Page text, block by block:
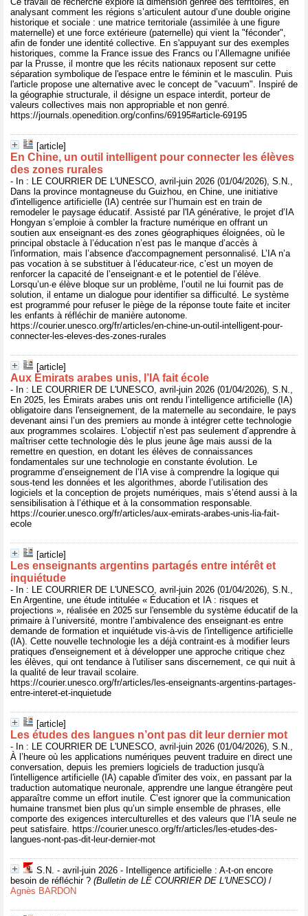
analysant comment les régions s’articulent autour d’une double origine
historique et sociale : une matrice territoriale (assimilée à une figure
maternelle) et une force extérieure (paternelle) qui vient la "féconder",
afin de fonder une identité collective. En s'appuyant sur des exemples
historiques, comme la France issue des Francs ou l’Allemagne unifiée
par la Prusse, il montre que les récits nationaux reposent sur cette
séparation symbolique de l'espace entre le féminin et le masculin. Puis
l'article propose une alternative avec le concept de "vacuum". Inspiré de
la géographie structurale, il désigne un espace interdit, porteur de
valeurs collectives mais non appropriable et non genré.
https://journals.openedition.org/confins/69195#article-69195
[article]
En Chine, un outil intelligent pour connecter les élèves
des zones rurales
- In : LE COURRIER DE L'UNESCO, avril-juin 2026 (01/04/2026), S.N.,
Dans la province montagneuse du Guizhou, en Chine, une initiative
d'intelligence artificielle (IA) centrée sur l’humain est en train de
remodeler le paysage éducatif. Assisté par l'IA générative, le projet d’IA
Hongyan s’emploie à combler la fracture numérique en offrant un
soutien aux enseignant·es des zones géographiques éloignées, où le
principal obstacle à l’éducation n’est pas le manque d’accès à
l'information, mais l’absence d'accompagnement personnalisé. L’IA n’a
pas vocation à se substituer à l’éducateur·rice, c’est un moyen de
renforcer la capacité de l’enseignant·e et le potentiel de l’élève.
Lorsqu’un·e élève bloque sur un problème, l’outil ne lui fournit pas de
solution, il entame un dialogue pour identifier sa difficulté. Le système
est programmé pour refuser le piège de la réponse toute faite et inciter
les enfants à réfléchir de manière autonome.
https://courier.unesco.org/fr/articles/en-chine-un-outil-intelligent-pour-
connecter-les-eleves-des-zones-rurales
[article]
Aux Émirats arabes unis, l’IA fait école
- In : LE COURRIER DE L'UNESCO, avril-juin 2026 (01/04/2026), S.N.,
En 2025, les Émirats arabes unis ont rendu l’intelligence artificielle (IA)
obligatoire dans l'enseignement, de la maternelle au secondaire, le pays
devenant ainsi l’un des premiers au monde à intégrer cette technologie
aux programmes scolaires. L’objectif n’est pas seulement d’apprendre à
maîtriser cette technologie dès le plus jeune âge mais aussi de la
remettre en question, en dotant les élèves de connaissances
fondamentales sur une technologie en constante évolution. Le
programme d’enseignement de l’IA vise à comprendre la logique qui
sous-tend les données et les algorithmes, aborde l’utilisation des
logiciels et la conception de projets numériques, mais s’étend aussi à la
sensibilisation à l’éthique et à la consommation responsable.
https://courier.unesco.org/fr/articles/aux-emirats-arabes-unis-lia-fait-
ecole
[article]
Les enseignants argentins partagés entre intérêt et
inquiétude
- In : LE COURRIER DE L'UNESCO, avril-juin 2026 (01/04/2026), S.N.,
En Argentine, une étude intitulée « Éducation et IA : risques et
projections », réalisée en 2025 sur l'ensemble du système éducatif de la
primaire à l’université, montre l’ambivalence des enseignant·es entre
demande de formation et inquiétude vis-à-vis de l'intelligence artificielle
(IA). Cette nouvelle technologie les a déjà contraint·es à modifier leurs
pratiques d'enseignement et à développer une approche critique chez
les élèves, qui ont tendance à l'utiliser sans discernement, ce qui nuit à
la qualité de leur travail scolaire.
https://courier.unesco.org/fr/articles/les-enseignants-argentins-partages-
entre-interet-et-inquietude
[article]
Les études des langues n’ont pas dit leur dernier mot
- In : LE COURRIER DE L'UNESCO, avril-juin 2026 (01/04/2026), S.N.,
À l’heure où les applications numériques peuvent traduire en direct une
conversation, depuis les premiers logiciels de traduction jusqu'à
l'intelligence artificielle (IA) capable d'imiter des voix, en passant par la
traduction automatique neuronale, apprendre une langue étrangère peut
apparaître comme un effort inutile. C’est ignorer que la communication
humaine transmet bien plus qu’un simple ensemble de phrases, elle
comporte des exigences interculturelles et des valeurs que l’IA seule ne
peut satisfaire. https://courier.unesco.org/fr/articles/les-etudes-des-
langues-nont-pas-dit-leur-dernier-mot
S.N. - avril-juin 2026 - Intelligence artificielle : A-t-on encore
besoin de réfléchir ? (Bulletin de LE COURRIER DE L'UNESCO) /
Agnès BARDON